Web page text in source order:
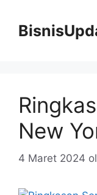
New
4 Maret 2024